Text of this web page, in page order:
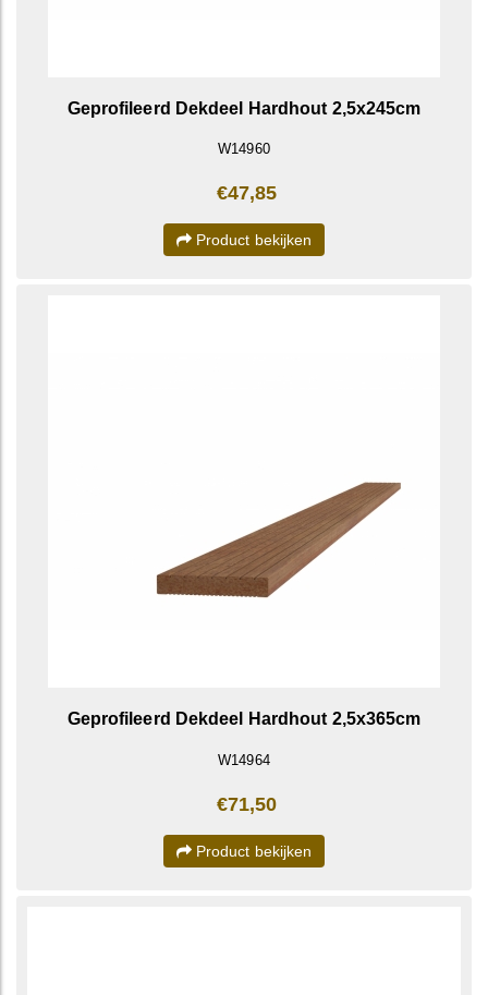
Geprofileerd Dekdeel Hardhout 2,5x245cm
W14960
€47,85
Product bekijken
Geprofileerd Dekdeel Hardhout 2,5x365cm
W14964
€71,50
Product bekijken